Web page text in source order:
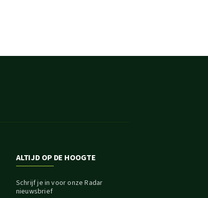
ALTIJD OP DE HOOGTE
Schrijf je in voor onze Radar
nieuwsbrief